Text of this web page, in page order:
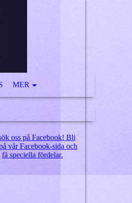
MER
oss på Facebook! Bli
vår Facebook-sida och
få speciella fördelar.